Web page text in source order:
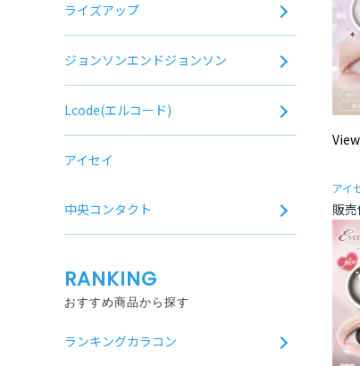
ライズアップ
ジョンソンエンドジョンソン
Lcode(エルコード)
アイセイ
中央コンタクト
RANKING
おすすめ商品から探す
ランキングカラコン
アイ